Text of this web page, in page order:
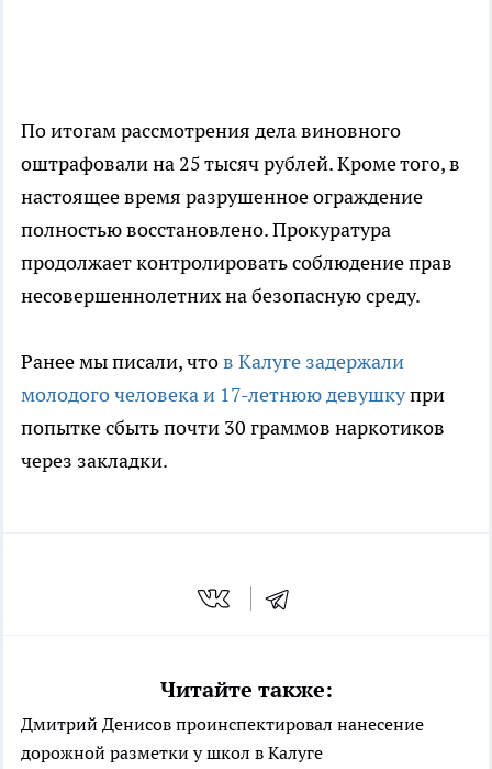
По итогам рассмотрения дела виновного
оштрафовали на 25 тысяч рублей. Кроме того, в
настоящее время разрушенное ограждение
полностью восстановлено. Прокуратура
продолжает контролировать соблюдение прав
несовершеннолетних на безопасную среду.
Ранее мы писали, чтов Калуге задержали
молодого человека и 17-летнюю девушкупри
попытке сбыть почти 30 граммов наркотиков
через закладки.
Читайте также:
Дмитрий Денисов проинспектировал нанесение
дорожной разметки у школ в Калуге